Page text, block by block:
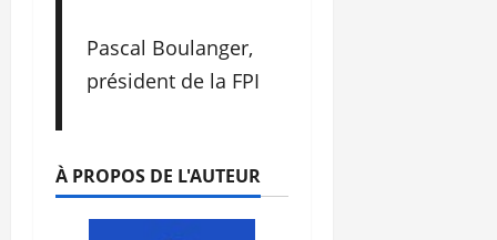
Pascal Boulanger,
président de la FPI
À PROPOS DE L'AUTEUR